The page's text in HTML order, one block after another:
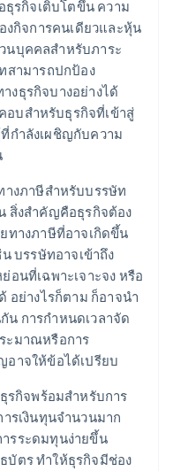
ธุรกิจเติบโตขึ้น ความ
งกิจการคนเดียวและหุ้น
นบุคคลสำหรับภาระ
สามารถปกป้อง
ธุรกิจบางอย่างได้
อบสำหรับธุรกิจที่เข้าสู่
กำลังเผชิญกับความ
งภาษีสำหรับบรรษัท
สิ่งสำคัญคือธุรกิจต้อง
ทางภาษีที่อาจเกิดขึ้น
บรรษัทอาจเข้าถึง
อนที่เฉพาะเจาะจง หรือ
อย่างไรก็ตาม ก็อาจนำ
น การกำหนดเวลาจัด
ะมาณหรือการ
อาจให้ข้อได้เปรียบ
รกิจพร้อมสำหรับการ
รเงินทุนจำนวนมาก
รระดมทุนง่ายขึ้น
ตร ทำให้ธุรกิจมีช่อง